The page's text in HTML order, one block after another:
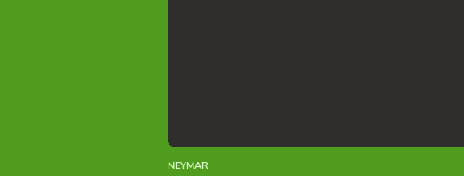
NEYMAR